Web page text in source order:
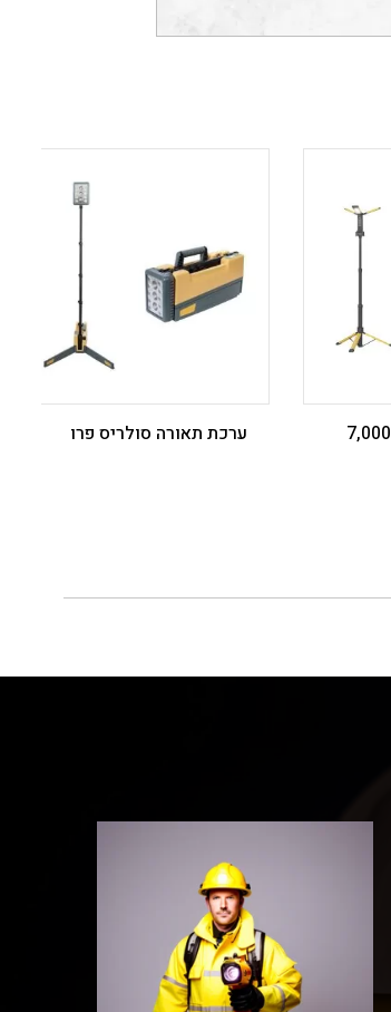
ערכת תאורה נטענת 7,000
ערכת תאורה סולריס פרו ‎